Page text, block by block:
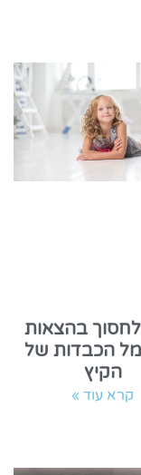
בהצאות
הכבדות של
הקיץ
קרא עוד »